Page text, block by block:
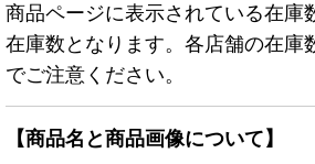
商品ページに表示されている在庫
在庫数となります。各店舗の在庫
でご注意ください。
【商品名と商品画像について】